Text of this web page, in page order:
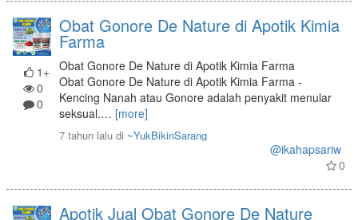
1+
0
0
Obat Gonore De Nature di Apotik Kimia
Farma
Obat Gonore De Nature di Apotik Kimia Farma
Obat Gonore De Nature di Apotik Kimia Farma -
Kencing Nanah atau Gonore adalah penyakit menular
seksual.… [more]
7 tahun lalu di ~YukBikinSarang
@ikahapsariw
0
Apotik Jual Obat Gonore De Nature